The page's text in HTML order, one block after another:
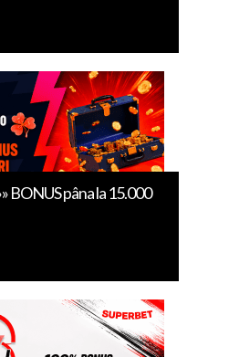
BONUS pâna la 15.000